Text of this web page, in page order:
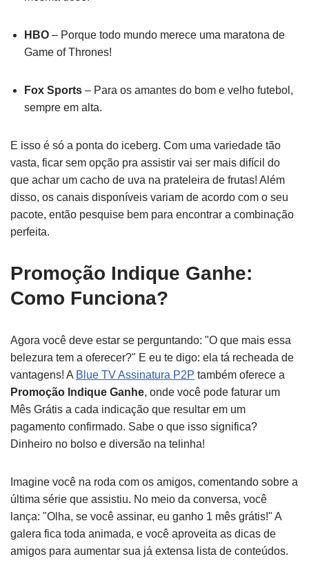
HBO – Porque todo mundo merece uma maratona de
Game of Thrones!
Fox Sports – Para os amantes do bom e velho futebol,
sempre em alta.
E isso é só a ponta do iceberg. Com uma variedade tão
vasta, ficar sem opção pra assistir vai ser mais difícil do
que achar um cacho de uva na prateleira de frutas! Além
disso, os canais disponíveis variam de acordo com o seu
pacote, então pesquise bem para encontrar a combinação
perfeita.
Promoção Indique Ganhe:
Como Funciona?
Agora você deve estar se perguntando: "O que mais essa
belezura tem a oferecer?" E eu te digo: ela tá recheada de
vantagens! A Blue TV Assinatura P2P também oferece a
Promoção Indique Ganhe, onde você pode faturar um
Mês Grátis a cada indicação que resultar em um
pagamento confirmado. Sabe o que isso significa?
Dinheiro no bolso e diversão na telinha!
Imagine você na roda com os amigos, comentando sobre a
última série que assistiu. No meio da conversa, você
lança: "Olha, se você assinar, eu ganho 1 mês grátis!" A
galera fica toda animada, e você aproveita as dicas de
amigos para aumentar sua já extensa lista de conteúdos.